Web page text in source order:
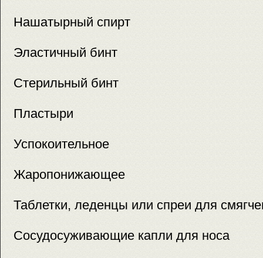
Нашатырный спирт
Эластичный бинт
Стерильный бинт
Пластыри
Успокоительное
Жаропонижающее
Таблетки, леденцы или спреи для
Сосудосуживающие капли для носа